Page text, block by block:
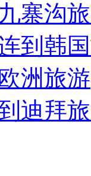
寨沟
到韩
洲旅游
迪拜